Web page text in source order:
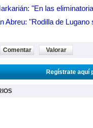
"En las
Abreu: "Rodilla de
Comentar Valorar
Regístrate aquí